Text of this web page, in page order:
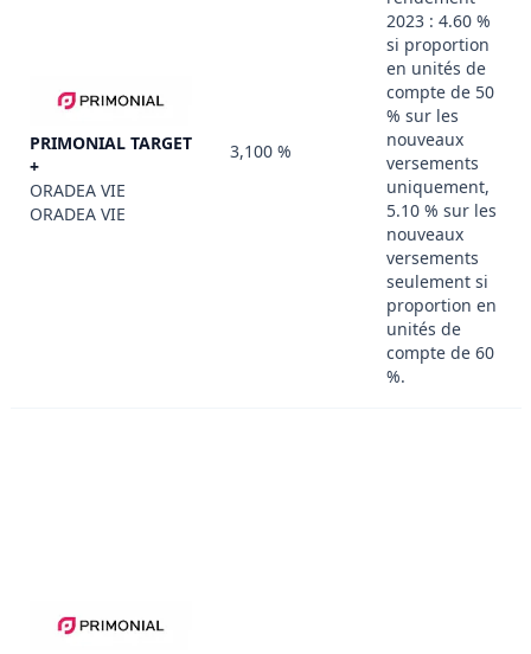
PRIMONIAL TARGET
+
ORADEA VIE
ORADEA VIE
3,100 %
2023 : 4.60 %
si proportion
en unités de
compte de 50
% sur les
nouveaux
versements
uniquement,
5.10 % sur les
nouveaux
versements
seulement si
proportion en
unités de
compte de 60
%.